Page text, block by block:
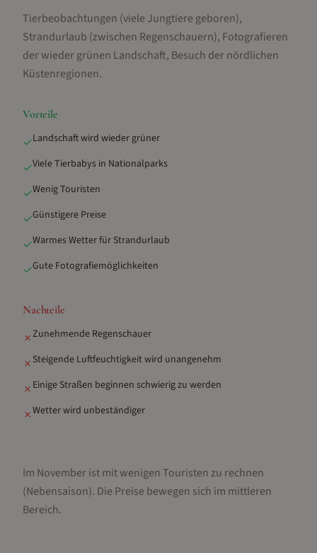
Tierbeobachtungen (viele Jungtiere geboren),
Strandurlaub (zwischen Regenschauern), Fotografieren
der wieder grünen Landschaft, Besuch der nördlichen
Küstenregionen.
Vorteile
✓Landschaft wird wieder grüner
✓Viele Tierbabys in Nationalparks
✓Wenig Touristen
✓Günstigere Preise
✓Warmes Wetter für Strandurlaub
✓Gute Fotografiemöglichkeiten
Nachteile
✗Zunehmende Regenschauer
✗ Steigende Luftfeuchtigkeit wird unangenehm
✗ Einige Straßen beginnen schwierig zu werden
✗Wetter wird unbeständiger
Im November ist mit wenigen Touristen zu rechnen
(Nebensaison). Die Preise bewegen sich im mittleren
Bereich.